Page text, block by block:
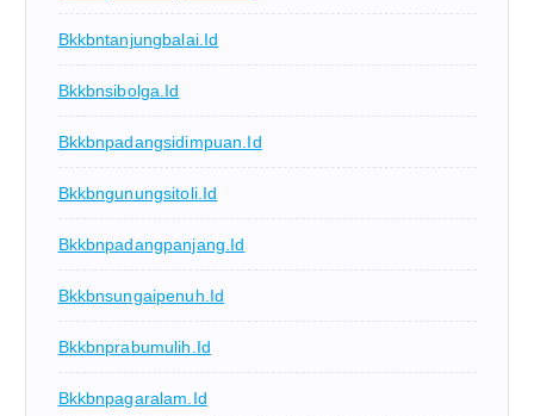
Bkkbntanjungbalai.id
Bkkbnsibolga.id
Bkkbnpadangsidimpuan.id
Bkkbngunungsitoli.id
Bkkbnpadangpanjang.id
Bkkbnsungaipenuh.id
Bkkbnprabumulih.id
Bkkbnpagaralam.id